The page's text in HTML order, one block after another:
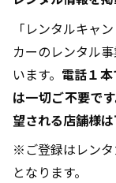
「レンタルキャ
カーのレンタル
います。 電話１
は一切ご不要で
望される店舗様
※ご登録はレンタ
となります。